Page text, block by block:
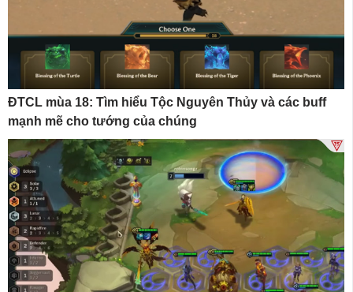
ĐTCL mùa 18: Tìm hiểu Tộc Nguyên Thủy và các buff
mạnh mẽ cho tướng của chúng